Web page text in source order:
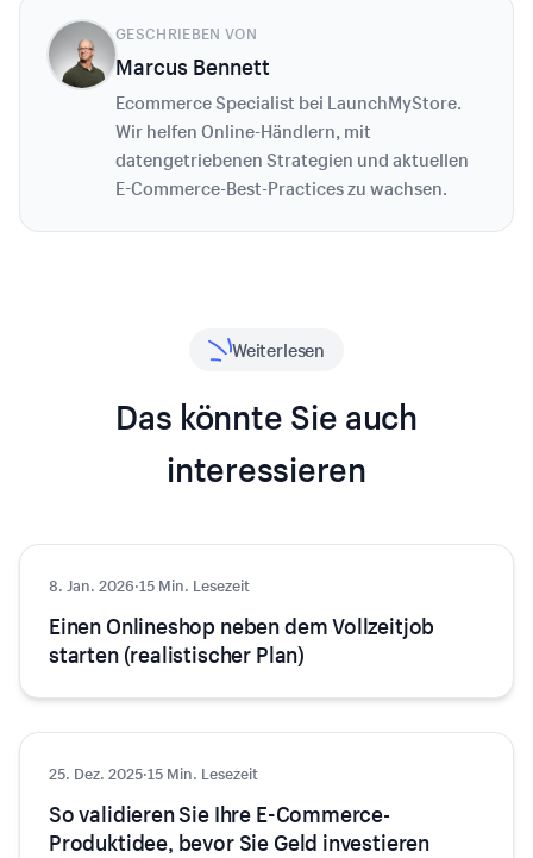
GESCHRIEBEN VON
Marcus Bennett
Ecommerce Specialist bei LaunchMyStore.
Wir helfen Online-Händlern, mit
datengetriebenen Strategien und aktuellen
E-Commerce-Best-Practices zu wachsen.
Weiterlesen
Das könnte Sie auch
interessieren
E-Commerce
8. Jan. 2026·15 Min. Lesezeit
Einen Onlineshop neben dem Vollzeitjob
starten (realistischer Plan)
E-Commerce
25. Dez. 2025·15 Min. Lesezeit
So validieren Sie Ihre E-Commerce-
Produktidee, bevor Sie Geld investieren